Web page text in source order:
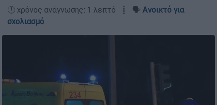
🕛 χρόνος ανάγνωσης: 1 λεπτό ┋ 🗣️ Ανοικτό για
σχολιασμό